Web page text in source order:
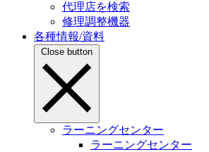
代理店を検索
修理調整機器
各種情報/資料
Close button
ラーニングセンター
ラーニングセンター